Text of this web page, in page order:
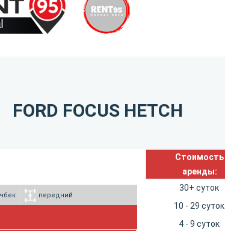
FORD FOCUS HETCH
передний
Стоимость
аренды:
30+ суток
10 - 29 суток
4 - 9 суток